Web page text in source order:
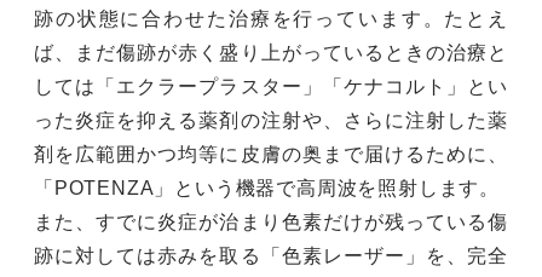
跡の状態に合わせた治療を行っています。たとえ
ば、まだ傷跡が赤く盛り上がっているときの治療と
しては「エクラープラスター」「ケナコルト」とい
った炎症を抑える薬剤の注射や、さらに注射した薬
剤を広範囲かつ均等に皮膚の奥まで届けるために、
「POTENZA」という機器で高周波を照射します。
また、すでに炎症が治まり色素だけが残っている傷
跡に対しては赤みを取る「色素レーザー」を、完全